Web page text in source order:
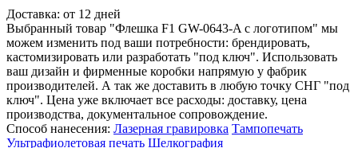
Доставка: от 12 дней
Выбранный товар "Флешка F1 GW-0643-A с логотипом" мы
можем изменить под ваши потребности: брендировать,
кастомизировать или разработать "под ключ". Использовать
ваш дизайн и фирменные коробки напрямую у фабрик
производителей. А так же доставить в любую точку СНГ "под
ключ". Цена уже включает все расходы: доставку, цена
производства, документальное сопровождение.
Способ нанесения: Лазерная гравировка Тампопечать
Ультрафиолетовая печать Шелкография